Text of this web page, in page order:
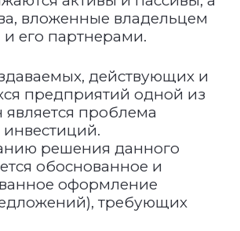
вложенные владельцем
его партнерами.
действующих и
предприятий одной из
является проблема
решения данного
обоснованное и
оформление
требующих